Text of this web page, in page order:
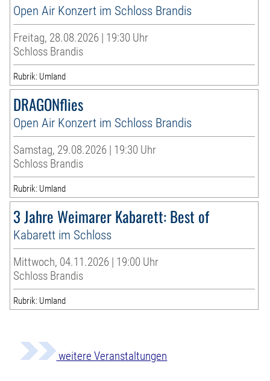
Open Air Konzert im Schloss Brandis
Freitag, 28.08.2026 | 19:30 Uhr
Schloss Brandis
Rubrik: Umland
DRAGONflies
Open Air Konzert im Schloss Brandis
Samstag, 29.08.2026 | 19:30 Uhr
Schloss Brandis
Rubrik: Umland
3 Jahre Weimarer Kabarett: Best of
Kabarett im Schloss
Mittwoch, 04.11.2026 | 19:00 Uhr
Schloss Brandis
Rubrik: Umland
weitere Veranstaltungen